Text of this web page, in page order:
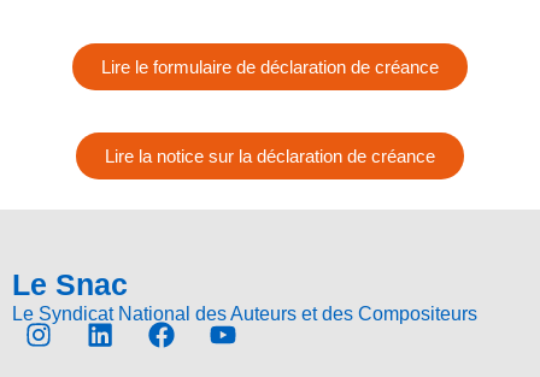
Lire le formulaire de déclaration de créance
Lire la notice sur la déclaration de créance
Le Snac
Le Syndicat National des Auteurs et des Compositeurs